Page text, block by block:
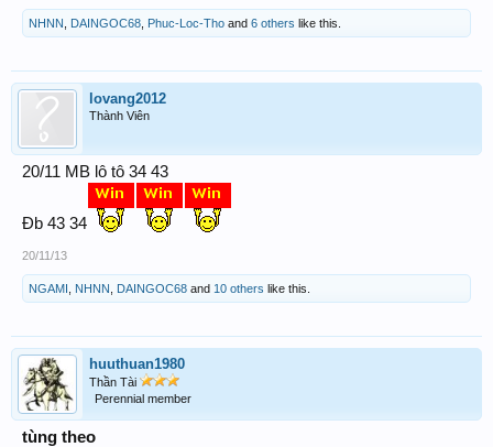
NHNN DAINGOC68 Phuc-Loc-Tho and 6 others like this.
lovang2012
Thành Viên
20/11 MB lô tô 34 43
Đb 43 34
20/11/13
NGAMI NHNN DAINGOC68 and 10 others like this.
huuthuan1980
Thần Tài
Perennial member
tùng theo